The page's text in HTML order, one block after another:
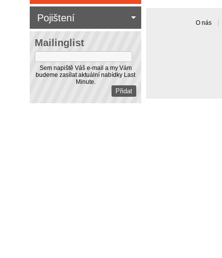
O nás
Mailinglist
Sem napiště Váš e-mail a my Vám
budeme zasílat aktuální nabídky Last
Minute.
Pojištení